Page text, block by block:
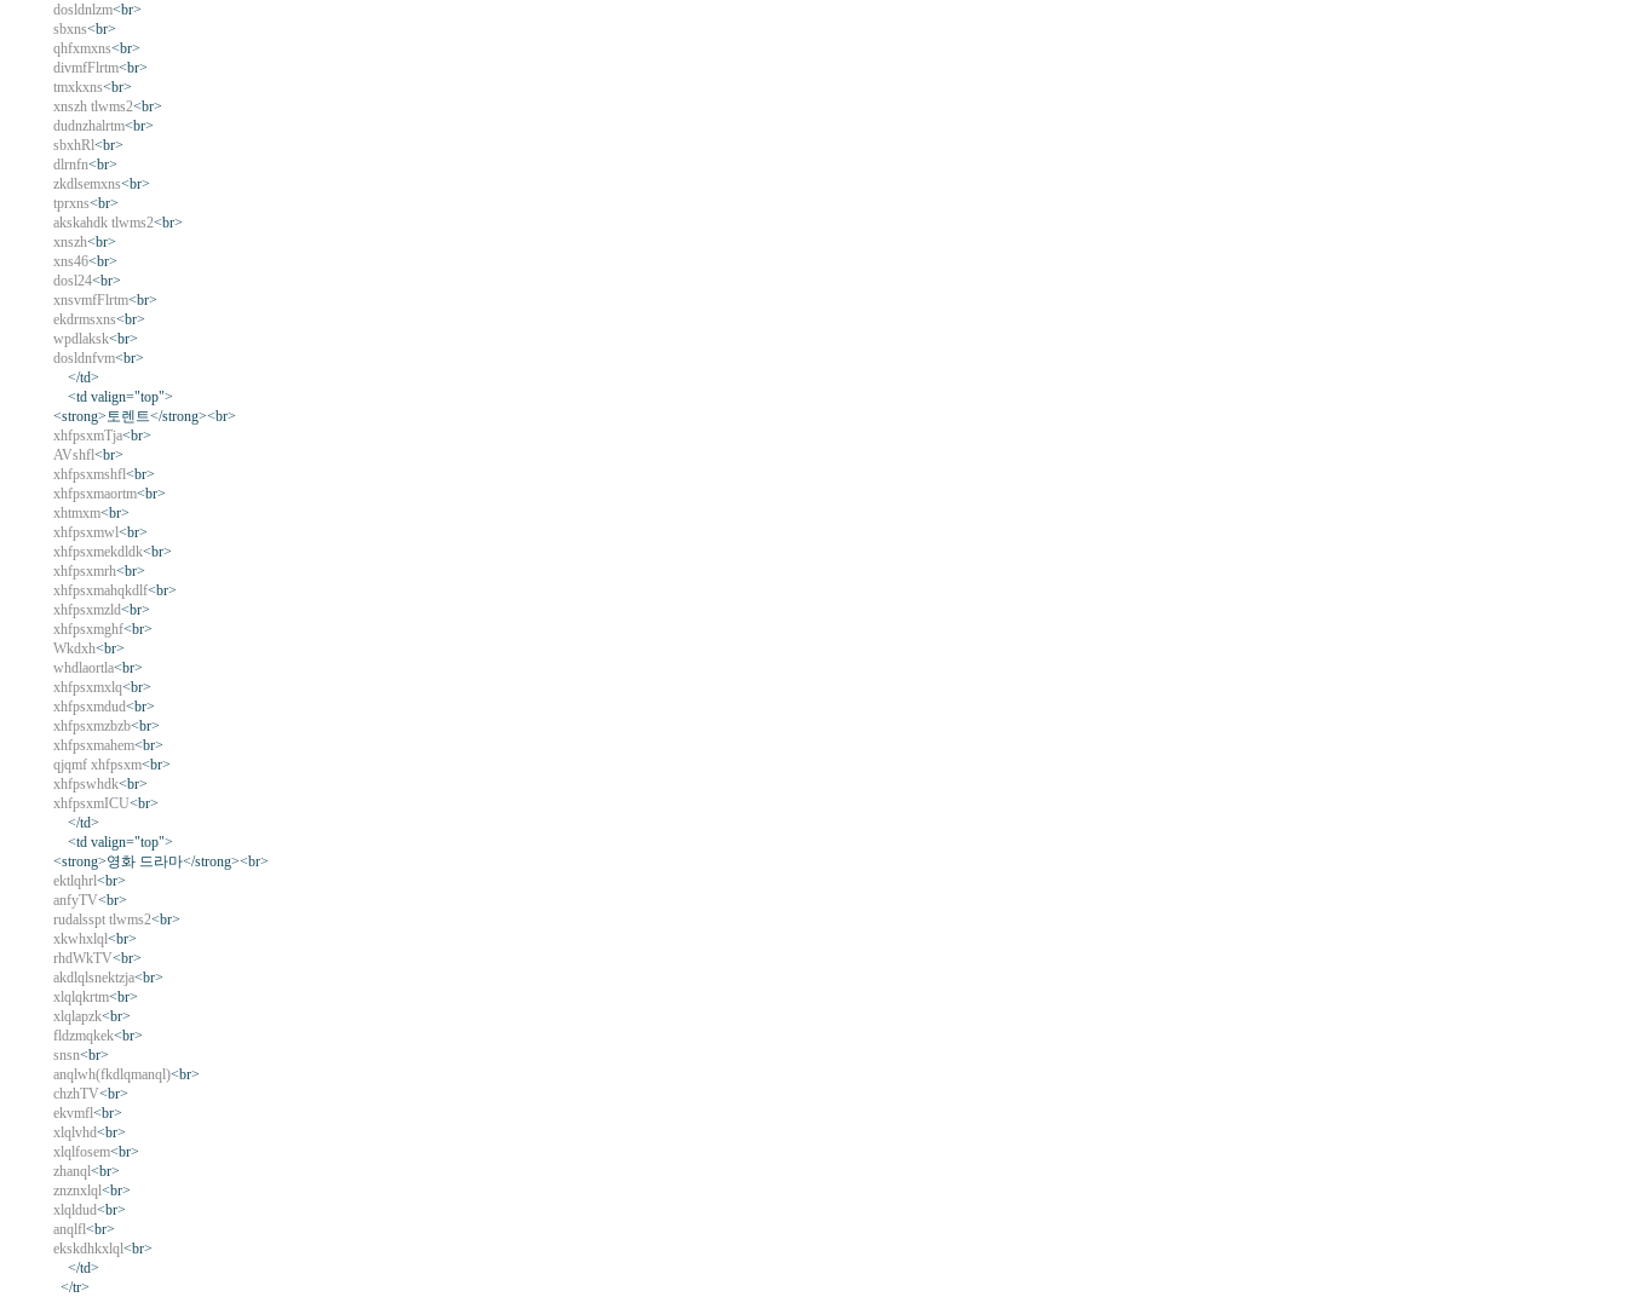
dosldnlzm<br>
sbxns<br>
qhfxmxns<br>
divmfFlrtm<br>
tmxkxns<br>
xnszh tlwms2<br>
dudnzhalrtm<br>
sbxhRl<br>
dlrnfn<br>
zkdlsemxns<br>
tprxns<br>
akskahdk tlwms2<br>
xnszh<br>
xns46<br>
dosl24<br>
xnsvmfFlrtm<br>
ekdrmsxns<br>
wpdlaksk<br>
dosldnfvm<br>
</td>
<td valign="top">
<strong>토렌트</strong><br>
xhfpsxmTja<br>
AVshfl<br>
xhfpsxmshfl<br>
xhfpsxmaortm<br>
xhtmxm<br>
xhfpsxmwl<br>
xhfpsxmekdldk<br>
xhfpsxmrh<br>
xhfpsxmahqkdlf<br>
xhfpsxmzld<br>
xhfpsxmghf<br>
Wkdxh<br>
whdlaortla<br>
xhfpsxmxlq<br>
xhfpsxmdud<br>
xhfpsxmzbzb<br>
xhfpsxmahem<br>
qjqmf xhfpsxm<br>
xhfpswhdk<br>
xhfpsxmICU<br>
</td>
<td valign="top">
<strong>영화 드라마</strong><br>
ektlqhrl<br>
anfyTV<br>
rudalsspt tlwms2<br>
xkwhxlql<br>
rhdWkTV<br>
akdlqlsnektzja<br>
xlqlqkrtm<br>
xlqlapzk<br>
fldzmqkek<br>
snsn<br>
anqlwh(fkdlqmanql)<br>
chzhTV<br>
ekvmfl<br>
xlqlvhd<br>
xlqlfosem<br>
zhanql<br>
znznxlql<br>
xlqldud<br>
anqlfl<br>
ekskdhkxlql<br>
</td>
</tr>